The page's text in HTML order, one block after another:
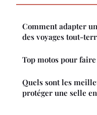
Comment adapter
des voyages tout-
Top motos pour
Quels sont les
protéger une selle